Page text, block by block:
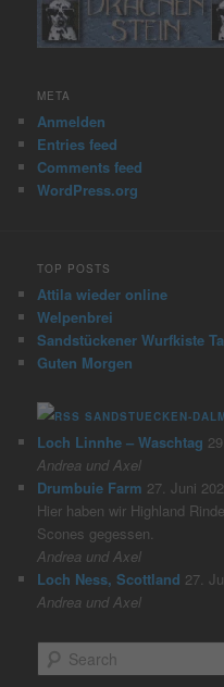
META
Anmelden
Entries feed
Comments feed
WordPress.org
TOP POSTS
Attila wieder online
Welpenbrei
Sandstückener Wurfkiste
Guten Morgen
SANDSTUECKEN-
Loch Linnhe – Waschtag
Andrea und Axel
Drumbuie Farm 27. Juni
Hier haben wir Highland
Scones gegessen.
Andrea und Axel
Loch Ness, Scottland 27.
Andrea und Axel
e